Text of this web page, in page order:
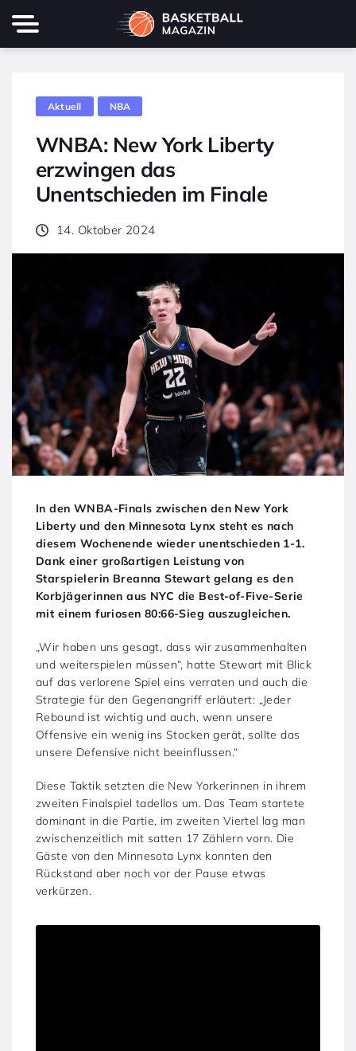
Aktuell NBA
WNBA: New York Liberty
erzwingen das
Unentschieden im Finale
14. Oktober 2024
In den WNBA-Finals zwischen den New York
Liberty und den Minnesota Lynx steht es nach
diesem Wochenende wieder unentschieden 1-1.
Dank einer großartigen Leistung von
Starspielerin Breanna Stewart gelang es den
Korbjägerinnen aus NYC die Best-of-Five-Serie
mit einem furiosen 80:66-Sieg auszugleichen.
„Wir haben uns gesagt, dass wir zusammenhalten
und weiterspielen müssen“, hatte Stewart mit Blick
auf das verlorene Spiel eins verraten und auch die
Strategie für den Gegenangriff erläutert: „Jeder
Rebound ist wichtig und auch, wenn unsere
Offensive ein wenig ins Stocken gerät, sollte das
unsere Defensive nicht beeinflussen.“
Diese Taktik setzten die New Yorkerinnen in ihrem
zweiten Finalspiel tadellos um. Das Team startete
dominant in die Partie, im zweiten Viertel lag man
zwischenzeitlich mit satten 17 Zählern vorn. Die
Gäste von den Minnesota Lynx konnten den
Rückstand aber noch vor der Pause etwas
verkürzen.